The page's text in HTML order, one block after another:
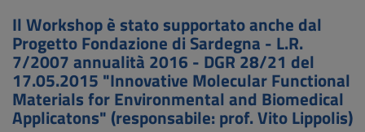
Il Workshop è stato supportato anche dal
Progetto Fondazione di Sardegna - L.R.
7/2007 annualità 2016 - DGR 28/21 del
17.05.2015 "Innovative Molecular Functional
Materials for Environmental and Biomedical
Applicatons" (responsabile: prof. Vito Lippolis)